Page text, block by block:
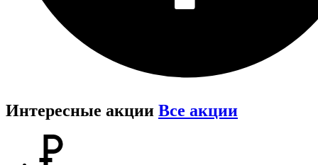
Интересные акции Все акции